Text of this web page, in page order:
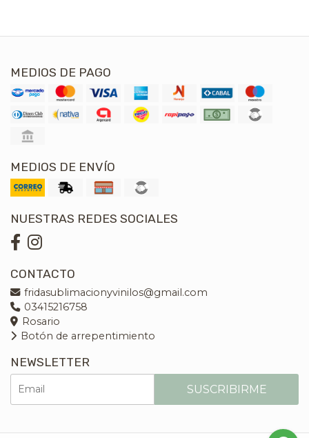
MEDIOS DE PAGO
MEDIOS DE ENVÍO
NUESTRAS REDES SOCIALES
CONTACTO
fridasublimacionyvinilos@gmail.com
03415216758
Rosario
Botón de arrepentimiento
NEWSLETTER
SUSCRIBIRME